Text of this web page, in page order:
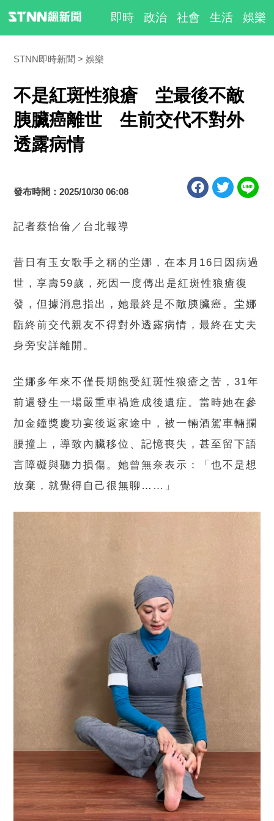
即時 政治 社會 生活 娛樂
STNN即時新聞 娛樂
不是紅斑性狼瘡 坣最後不敵
胰臟癌離世 生前交代不對外
透露病情
發布時間：2025/10/30 06:08
記者蔡怡倫／台北報導
昔日有玉女歌手之稱的坣娜，在本月16日因病過
世，享壽59歲，死因一度傳出是紅斑性狼瘡復
發，但據消息指出，她最終是不敵胰臟癌。坣娜
臨終前交代親友不得對外透露病情，最終在丈夫
身旁安詳離開。
坣娜多年來不僅長期飽受紅斑性狼瘡之苦，31年
前還發生一場嚴重車禍造成後遺症。當時她在參
加金鐘獎慶功宴後返家途中，被一輛酒駕車輛攔
腰撞上，導致內臟移位、記憶喪失，甚至留下語
言障礙與聽力損傷。她曾無奈表示：「也不是想
放棄，就覺得自己很無聊……」